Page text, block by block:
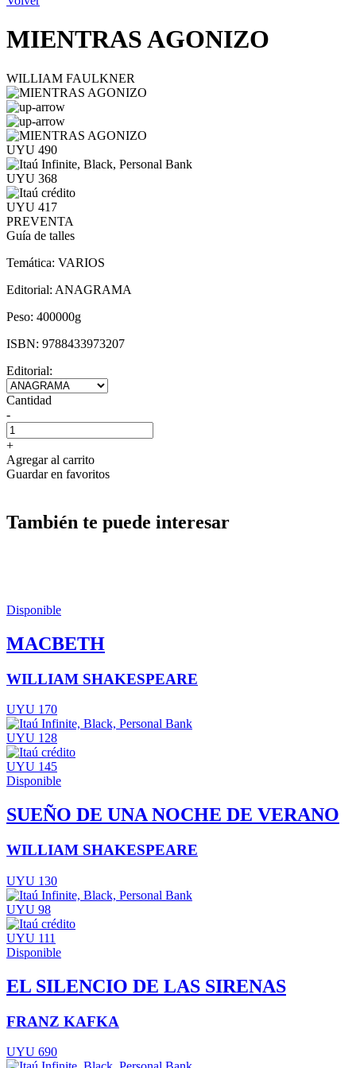
MIENTRAS AGONIZO
WILLIAM FAULKNER
UYU 490
UYU 368
UYU 417
PREVENTA
Guía de talles
Temática: VARIOS
Editorial: ANAGRAMA
Peso: 400000g
ISBN: 9788433973207
Editorial:
Cantidad
-
+
Agregar al carrito
Guardar en favoritos
También te puede interesar
Disponible
MACBETH
WILLIAM SHAKESPEARE
UYU 170
UYU 128
UYU 145
Disponible
SUEÑO DE UNA NOCHE DE VERANO
WILLIAM SHAKESPEARE
UYU 130
UYU 98
UYU 111
Disponible
EL SILENCIO DE LAS SIRENAS
FRANZ KAFKA
UYU 690